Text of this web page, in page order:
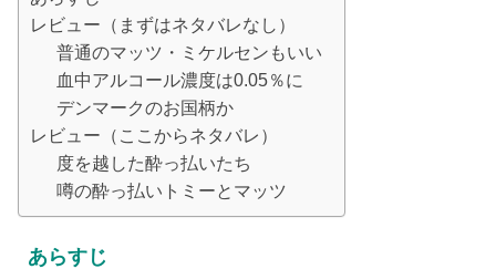
レビュー（まずはネタバレなし）
普通のマッツ・ミケルセンもいい
血中アルコール濃度は0.05％に
デンマークのお国柄か
レビュー（ここからネタバレ）
度を越した酔っ払いたち
噂の酔っ払いトミーとマッツ
あらすじ